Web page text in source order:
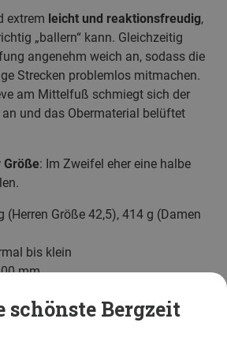
schönste Bergzeit
extrem leicht und reaktionsfreudig,
„ballern“ kann. Gleichzeitig
angenehm weich an, sodass die
Strecken problemlos mitmachen.
am Mittelfuß schmiegt sich der
und das Obermaterial belüftet
Größe: Im Zweifel eher eine halbe
(Herren Größe 42,5), 414 g (Damen
bis klein
mm